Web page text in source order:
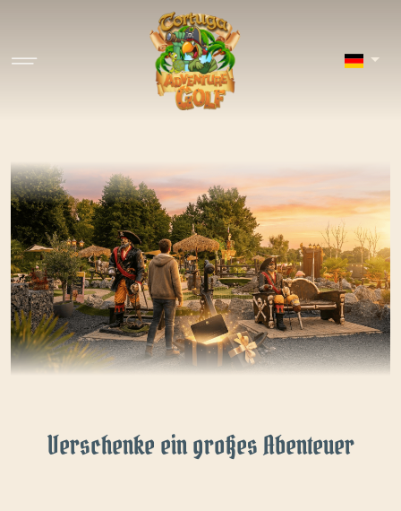
Verschenke ein großes Abenteuer